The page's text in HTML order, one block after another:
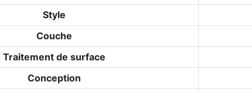
Style
Couche
Traitement de surface
Conception